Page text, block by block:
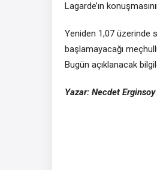
Lagarde’ın
Yeniden 1,07 üzerinde
başlamayacağı
Bugün açıklanacak
Yazar: Necdet Erginsoy